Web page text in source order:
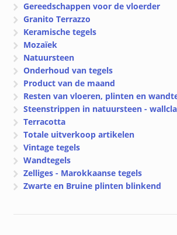
Gereedschappen voor de vloerder
Granito Terrazzo
Keramische tegels
Mozaïek
Natuursteen
Onderhoud van tegels
Product van de maand
Resten van vloeren, plinten en
Steenstrippen in natuursteen -
Terracotta
Totale uitverkoop artikelen
Vintage tegels
Wandtegels
Zelliges - Marokkaanse tegels
Zwarte en Bruine plinten blinkend